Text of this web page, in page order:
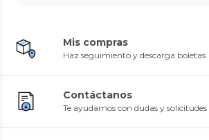
Mis compras
Haz seguimiento y descarga boletas
Contáctanos
Te ayudamos con dudas y solicitudes